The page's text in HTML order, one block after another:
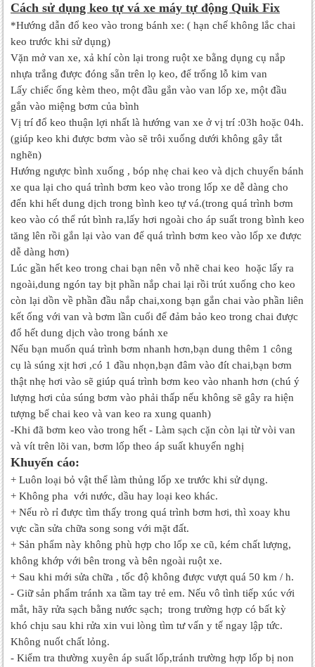
Cách sử dụng keo tự vá xe máy tự động Quik Fix
*Hướng dẫn đổ keo vào trong bánh xe: ( hạn chế không lắc chai
keo trước khi sử dụng)
Vặn mở van xe, xả khí còn lại trong ruột xe bằng dụng cụ nắp
nhựa trắng được đóng sẵn trên lọ keo, để trống lỗ kim van
Lấy chiếc ống kèm theo, một đầu gắn vào van lốp xe, một đầu
gắn vào miệng bơm của bình
Vị trí đổ keo thuận lợi nhất là hướng van xe ở vị trí :03h hoặc 04h.
(giúp keo khi được bơm vào sẽ trôi xuống dưới không gây tắt
nghẽn)
Hướng ngược bình xuống , bóp nhẹ chai keo và dịch chuyển bánh
xe qua lại cho quá trình bơm keo vào trong lốp xe dễ dàng cho
đến khi hết dung dịch trong bình keo tự vá.(trong quá trình bơm
keo vào có thể rút bình ra,lấy hơi ngoài cho áp suất trong bình keo
tăng lên rồi gắn lại vào van để quá trình bơm keo vào lốp xe được
dễ dàng hơn)
Lúc gần hết keo trong chai bạn nên vỗ nhẽ chai keo hoặc lấy ra
ngoài,dung ngón tay bịt phần nắp chai lại rồi trút xuống cho keo
còn lại dồn về phần đầu nắp chai,xong bạn gắn chai vào phần liên
kết ống với van và bơm lần cuối để đảm bảo keo trong chai được
đổ hết dung dịch vào trong bánh xe
Nếu bạn muốn quá trình bơm nhanh hơn,bạn dung thêm 1 công
cụ là súng xịt hơi ,có 1 đầu nhọn,bạn đâm vào đít chai,bạn bơm
thật nhẹ hơi vào sẽ giúp quá trình bơm keo vào nhanh hơn (chú ý
lượng hơi của súng bơm vào phải thấp nếu không sẽ gây ra hiện
tượng bể chai keo và van keo ra xung quanh)
-Khi đã bơm keo vào trong hết - Làm sạch cặn còn lại từ vòi van
và vít trên lõi van, bơm lốp theo áp suất khuyến nghị
Khuyến cáo:
+ Luôn loại bỏ vật thể làm thủng lốp xe trước khi sử dụng.
+ Không pha với nước, dầu hay loại keo khác.
+ Nếu rò rỉ được tìm thấy trong quá trình bơm hơi, thì xoay khu
vực cần sửa chữa song song với mặt đất.
+ Sản phẩm này không phù hợp cho lốp xe cũ, kém chất lượng,
không khớp với bên trong và bên ngoài ruột xe.
+ Sau khi mới sửa chữa , tốc độ không được vượt quá 50 km / h.
- Giữ sản phẩm tránh xa tầm tay trẻ em. Nếu vô tình tiếp xúc với
mắt, hãy rửa sạch bằng nước sạch; trong trường hợp có bất kỳ
khó chịu sau khi rửa xin vui lòng tìm tư vấn y tế ngay lập tức.
Không nuốt chất lỏng.
- Kiểm tra thường xuyên áp suất lốp,tránh trường hợp lốp bị non